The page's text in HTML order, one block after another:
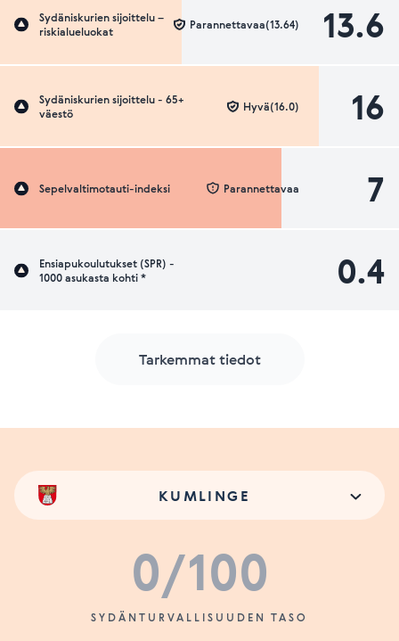
Sydäniskurien sijoittelu –
riskialueluokat
13.6
Parannettavaa(13.64)
Sydäniskurien sijoittelu - 65+
väestö
16
Hyvä(16.0)
Sepelvaltimotauti-indeksi 7
Parannettavaa
Ensiapukoulutukset (SPR) -
1000 asukasta kohti *
0.4
Tarkemmat tiedot
KUMLINGE
0/100
SYDÄNTURVALLISUUDEN TASO